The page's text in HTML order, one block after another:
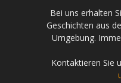
Bei uns erhalten
Geschichten aus
Umgebung.
Kontaktieren Sie